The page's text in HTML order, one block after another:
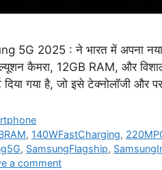
5G 2025 : ने भारत में अपना नया
कैमरा, 12GB RAM, और
दिया गया है, जो इसे टेक्नोलॉजी
, 140WFastCharging,
, SamsungFlagship,
a comment